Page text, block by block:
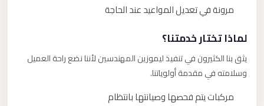
مرونة في تعديل المواعيد عند الحاجة
لماذا تختار خدمتنا؟
يثق بنا الكثيرون في تنفيذ ليموزين المهندسين لأننا نضع راحة العميل
وسلامته في مقدمة أولوياتنا.
مركبات يتم فحصها وصيانتها بانتظام